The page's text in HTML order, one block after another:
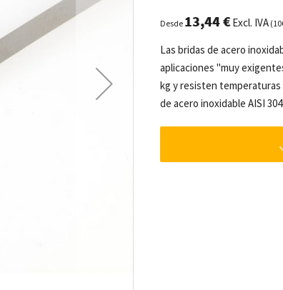
Desde 13,44 €Excl. IVA
Las bridas de acero
aplicaciones "muy
kg y resisten temperaturas
de acero inoxidable AISI